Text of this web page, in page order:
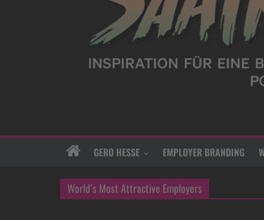
GERO HESSE EMPLOYER BRANDING
World’s Most Attractive Employers